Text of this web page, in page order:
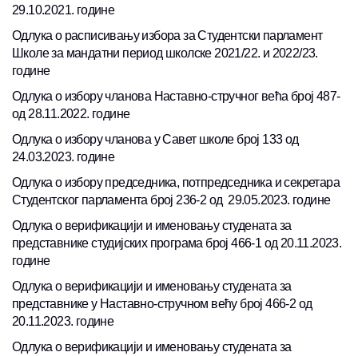
29.10.2021. године
Одлука о расписивању избора за Студентски парламент
Школе за мандатни период школске 2021/22. и 2022/23.
године
Одлука о избору чланова Наставно-стручног већа број 487-
од 28.11.2022. године
Одлука о избору чланова у Савет школе број 133 од
24.03.2023. године
Одлука о избору председника, потпредседника и секретара
Студентског парламента број 236-2 од 29.05.2023. године
Одлука о верификацији и именовању студената за
представнике студијских програма број 466-1 од 20.11.2023.
године
Одлука о верификацији и именовању студената за
представнике у Наставно-стручном већу број 466-2 од
20.11.2023. године
Одлука о верификацији и именовању студената за